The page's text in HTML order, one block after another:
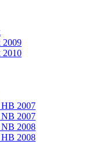
2009
2010
2007
2007
2008
2008